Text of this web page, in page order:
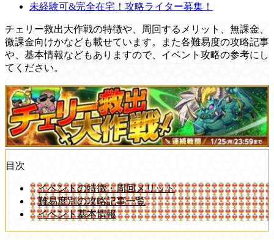
未経験可&完全在宅！攻略ライター募集！
チェリー救出大作戦の特徴や、周回するメリット、無課金、
微課金向けかなども載せています。また各難易度の攻略記事
や、基本情報などもありますので、イベント攻略の参考にし
てください。
目次
イベントの特徴・周回メリット
難易度別の攻略記事一覧
イベント基本情報